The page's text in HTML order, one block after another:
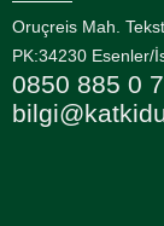
Oruçreis Mah.
PK:34230 Esenler/
0850 885 0